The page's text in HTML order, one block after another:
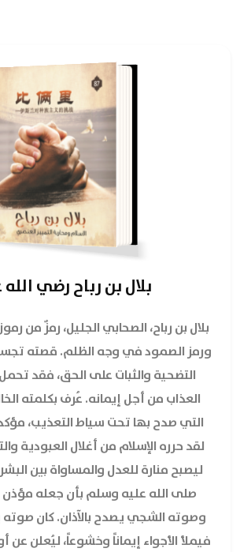
بلال بن رباح رضي
بلال بن رباح، الصحابي الجليل، رمزٌ من
ورمز الصمود في وجه الظلم. قصته
التضحية والثبات على الحق، فقد
العذاب من أجل إيمانه. عُرف بكلمته
التي صدح بها تحت سياط التعذيب،
لقد حرره الإسلام من أغلال العبودية
ليصبح منارة للعدل والمساواة بين
صلى الله عليه وسلم بأن جعله مؤذن
وصوته الشجي يصدح بالآذان. كان صوته
فيملأ الأجواء إيماناً وخشوعاً، ليُعلن عن